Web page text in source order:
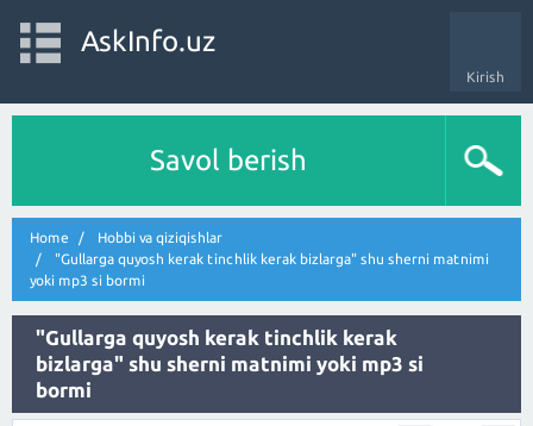
Kirish
AskInfo.uz
Savol berish
Home
Hobbi va qiziqishlar
"Gullarga quyosh kerak tinchlik kerak bizlarga" shu sherni matnimi
yoki mp3 si bormi
"Gullarga quyosh kerak tinchlik kerak
bizlarga" shu sherni matnimi yoki mp3 si
bormi